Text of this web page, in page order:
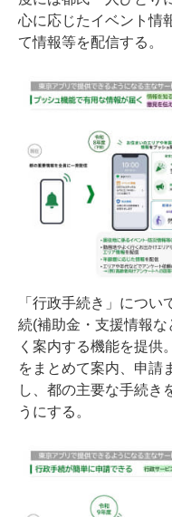
心に応じたイベント情
て情報等を配信する。
「行政手続き」につ
続(補助金・支援情報
く案内する機能を提供
をまとめて案内、申請
し、都の主要な手続き
うにする。